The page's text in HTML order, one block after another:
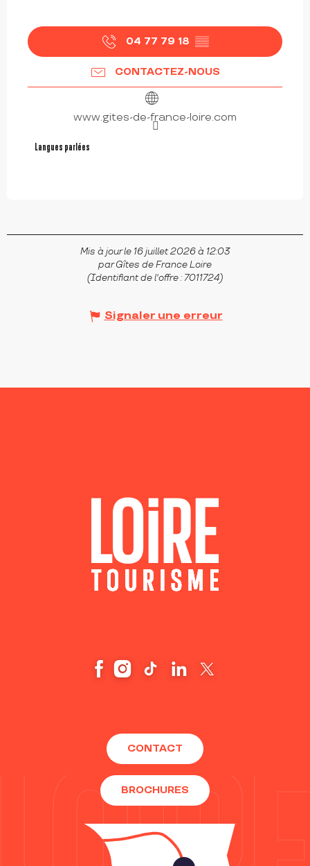
04 77 79 18 ▒▒
CONTACTEZ-NOUS
www.gites-de-france-loire.com
Langues parlées
Langues parlées
Mis à jour le 16 juillet 2026 à 12:03
par Gîtes de France Loire
(Identifiant de l'offre :7011724)
Signaler une erreur
CONTACT
BROCHURES